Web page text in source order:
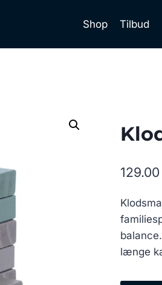
Shop Tilbud
129.00
længe